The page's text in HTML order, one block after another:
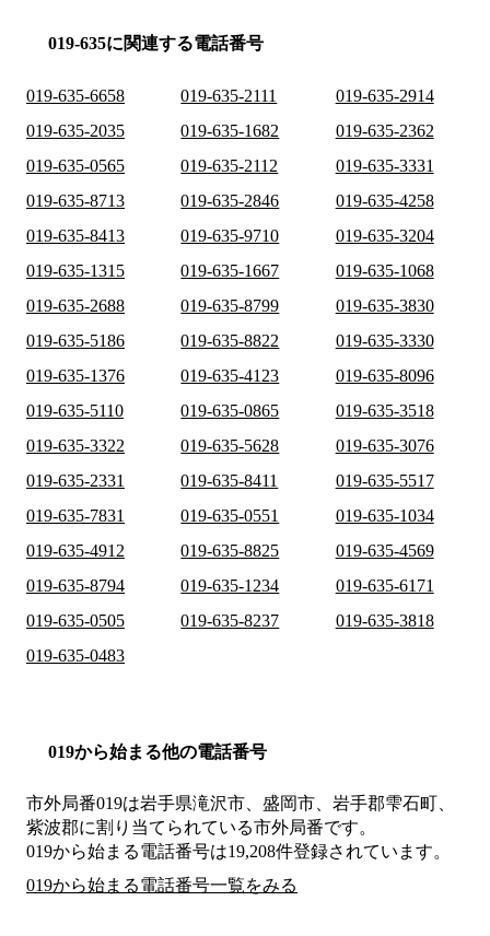
019-635に関連する電話番号
019-635-6658 019-635-2111
019-635-2914
019-635-2035
019-635-1682
019-635-2362
019-635-0565
019-635-2112
019-635-3331
019-635-8713
019-635-2846
019-635-4258
019-635-8413
019-635-9710
019-635-3204
019-635-1315
019-635-1667
019-635-1068
019-635-2688
019-635-8799
019-635-3830
019-635-5186
019-635-8822
019-635-3330
019-635-1376
019-635-4123
019-635-8096
019-635-5110
019-635-0865
019-635-3518
019-635-3322
019-635-5628
019-635-3076
019-635-2331
019-635-8411
019-635-5517
019-635-7831
019-635-0551
019-635-1034
019-635-4912
019-635-8825
019-635-4569
019-635-8794
019-635-1234
019-635-6171
019-635-0505
019-635-8237
019-635-3818
019-635-0483
019から始まる他の電話番号
市外局番019は岩手県滝沢市、盛岡市、岩手郡雫石町、
紫波郡に割り当てられている市外局番です。
019から始まる電話番号は19,208件登録されています。
019から始まる電話番号一覧をみる